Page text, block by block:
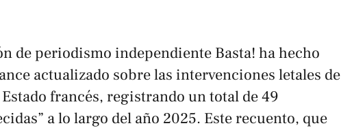
de periodismo independiente Basta! ha hecho
actualizado sobre las intervenciones letales de
francés, registrando un total de 49
a lo largo del año 2025. Este recuento, que